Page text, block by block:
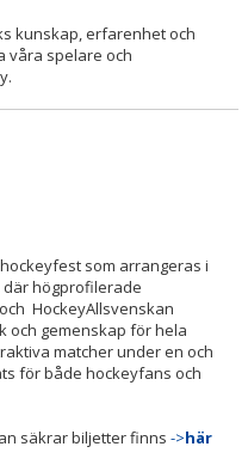
kunskap, erfarenhet och
våra spelare och
som arrangeras i
där högprofilerade
HockeyAllsvenskan
och gemenskap för hela
matcher under en och
för både hockeyfans och
säkrar biljetter finns ->här